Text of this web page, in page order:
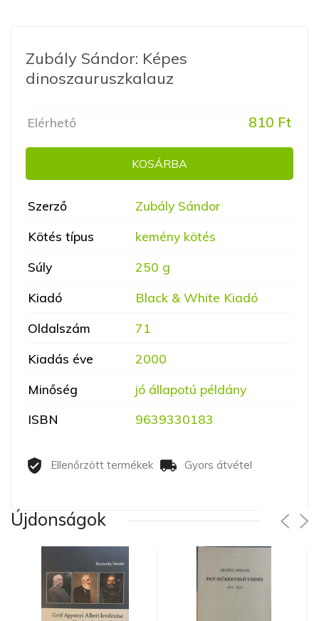
Zubály Sándor: Képes
dinoszauruszkalauz
Elérhető 810 Ft
KOSÁRBA
Szerző
Zubály Sándor
Kötés típus
kemény kötés
Súly
250 g
Kiadó
Black & White Kiadó
Oldalszám
71
Kiadás éve
2000
Minőség
jó állapotú példány
ISBN
9639330183
Ellenőrzött termékek Gyors átvétel
Újdonságok